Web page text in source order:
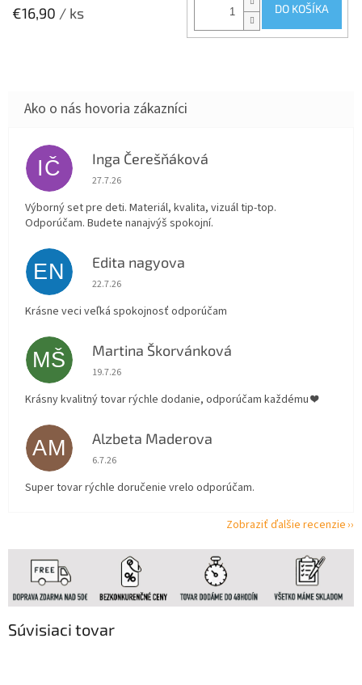
Súvisiaci tovar
€16,90 / ks DO KOŠÍKA
IČ Inga Čerešňáková
Hodnotenie obchodu je 5 z 5 hviezdičiek.
27.7.26
Výborný set pre deti. Materiál, kvalita, vizuál tip-top.
Odporúčam. Budete nanajvýš spokojní.
EN Edita nagyova
Hodnotenie obchodu je 5 z 5 hviezdičiek.
22.7.26
Krásne veci veľká spokojnosť odporúčam
MŠ Martina Škorvánková
Hodnotenie obchodu je 5 z 5 hviezdičiek.
19.7.26
Krásny kvalitný tovar rýchle dodanie, odporúčam každému ❤️
AM Alzbeta Maderova
Hodnotenie obchodu je 5 z 5 hviezdičiek.
6.7.26
Super tovar rýchle doručenie vrelo odporúčam.
Zobraziť ďalšie recenzie